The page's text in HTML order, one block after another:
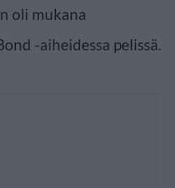
oli mukana
-aiheidessa pelissä.